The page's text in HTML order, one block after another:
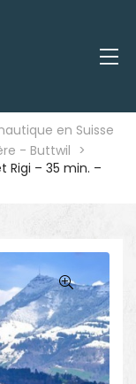
en Suisse
- Buttwil >
Rigi – 35 min. –
🔍